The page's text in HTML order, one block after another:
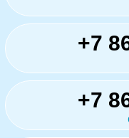
+7
+7